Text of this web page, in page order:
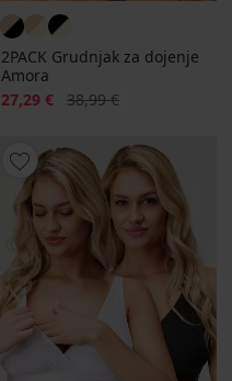
2PACK Grudnjak za dojenje
Amora
Popust
27,29 € Prvobitna cijena
38,99 €